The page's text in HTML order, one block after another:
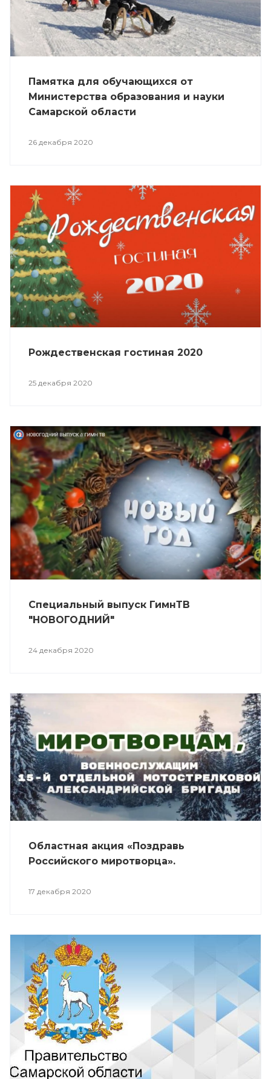
Памятка для обучающихся от
Министерства образования и науки
Самарской области
26 декабря 2020
Рождественская гостиная 2020
25 декабря 2020
Специальный выпуск ГимнТВ
"НОВОГОДНИЙ"
24 декабря 2020
Областная акция «Поздравь
Российского миротворца».
17 декабря 2020